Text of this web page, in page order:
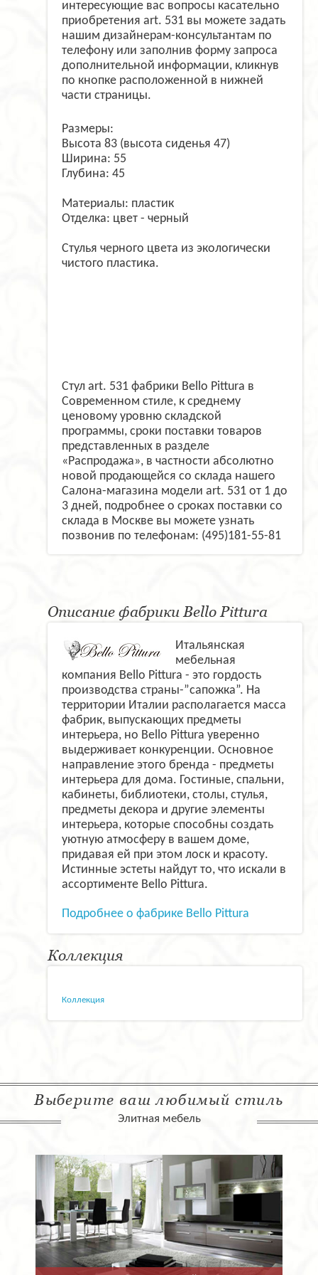
интересующие вас вопросы касательно
приобретения art. 531 вы можете задать
нашим дизайнерам-консультантам по
телефону или заполнив форму запроса
дополнительной информации, кликнув
по кнопке расположенной в нижней
части страницы.
Размеры:
Высота 83 (высота сиденья 47)
Ширина: 55
Глубина: 45
Материалы: пластик
Отделка: цвет - черный
Стулья черного цвета из экологически
чистого пластика.
Стул art. 531 фабрики Bello Pittura в
Современном стиле, к среднему
ценовому уровню складской
программы, сроки поставки товаров
представленных в разделе
«Распродажа», в частности абсолютно
новой продающейся со склада нашего
Салона-магазина модели art. 531 от 1 до
3 дней, подробнее о сроках поставки со
склада в Москве вы можете узнать
позвонив по телефонам: (495)181-55-81
Описание фабрики Bello Pittura
Итальянская
мебельная
компания Bello Pittura - это гордость
производства страны-”сапожка”. На
территории Италии располагается масса
фабрик, выпускающих предметы
интерьера, но Bello Pittura уверенно
выдерживает конкуренции. Основное
направление этого бренда - предметы
интерьера для дома. Гостиные, спальни,
кабинеты, библиотеки, столы, стулья,
предметы декора и другие элементы
интерьера, которые способны создать
уютную атмосферу в вашем доме,
придавая ей при этом лоск и красоту.
Истинные эстеты найдут то, что искали в
ассортименте Bello Pittura.
Подробнее о фабрике Bello Pittura
Коллекция
Коллекция
Выберите ваш любимый стиль
Элитная мебель